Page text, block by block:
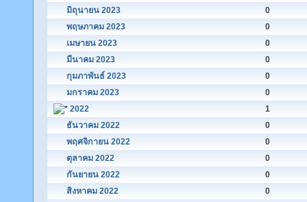
มิถุนายน 2023
0
พฤษภาคม 2023
0
เมษายน 2023
0
มีนาคม 2023
0
กุมภาพันธ์ 2023
0
มกราคม 2023
0
2022
1
ธันวาคม 2022
0
พฤศจิกายน 2022
0
ตุลาคม 2022
0
กันยายน 2022
0
สิงหาคม 2022
0